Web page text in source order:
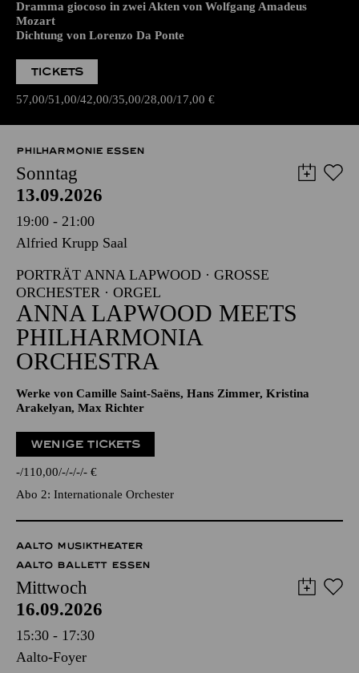
Dramma giocoso in zwei Akten von Wolfgang Amadeus
Mozart
Dichtung von Lorenzo Da Ponte
TICKETS
57,00 51,00 42,00 35,00 28,00 17,00 €
PHILHARMONIE ESSEN
Sonntag
13.09.2026
19:00 - 21:00
Alfried Krupp Saal
PORTRÄT ANNA LAPWOOD · GROSSE O
RCHESTER · ORGEL
ANNA LAPWOOD MEETS
PHILHARMONIA
ORCHESTRA
Werke von Camille Saint-Saëns, Hans Zimmer, Kristina
Arakelyan, Max Richter
WENIGE TICKETS
- 110,00 - - - - €
Abo 2: Internationale Orchester
AALTO MUSIKTHEATER
AALTO BALLETT ESSEN
Mittwoch
16.09.2026
15:30 - 17:30
Aalto-Foyer